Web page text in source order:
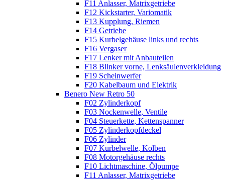
F11 Anlasser, Matrixgetriebe
F12 Kickstarter, Variomatik
F13 Kupplung, Riemen
F14 Getriebe
F15 Kurbelgehäuse links und rechts
F16 Vergaser
F17 Lenker mit Anbauteilen
F18 Blinker vorne, Lenksäulenverkleidung
F19 Scheinwerfer
F20 Kabelbaum und Elektrik
Benero New Retro 50
F02 Zylinderkopf
F03 Nockenwelle, Ventile
F04 Steuerkette, Kettenspanner
F05 Zylinderkopfdeckel
F06 Zylinder
F07 Kurbelwelle, Kolben
F08 Motorgehäuse rechts
F10 Lichtmaschine, Ölpumpe
F11 Anlasser, Matrixgetriebe